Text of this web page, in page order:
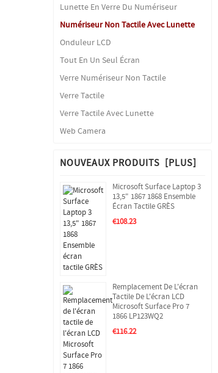
Lunette En Verre Du Numériseur
Numériseur Non Tactile Avec Lunette
Onduleur LCD
Tout En Un Seul Écran
Verre Numériseur Non Tactile
Verre Tactile
Verre Tactile Avec Lunette
Web Camera
NOUVEAUX PRODUITS [PLUS]
Microsoft Surface Laptop 3
13,5" 1867 1868 Ensemble
Écran Tactile GRÈS
€108.23
Remplacement De L'écran
Tactile De L'écran LCD
Microsoft Surface Pro 7
1866 LP123WQ2
€116.22